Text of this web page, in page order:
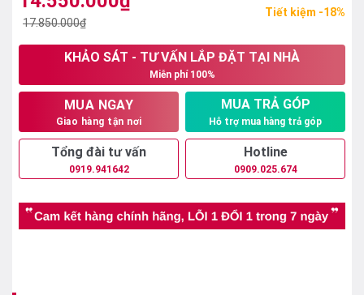
hạng
517.850.000₫
gốc
17.850.000₫.
hiện
Tiết kiệm -18%
KHẢO SÁT - TƯ VẤN LẮP ĐẶT TẠI NHÀ
Miễn phí 100%
MUA NGAY
Giao hàng tận nơi
MUA TRẢ GÓP
Hỗ trợ mua hàng trả góp
Tổng đài tư vấn
0919.941642
Hotline
0909.025.674